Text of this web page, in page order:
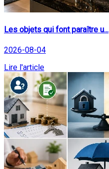
Les objets qui font paraître u...
2026-08-04
Lire l'article